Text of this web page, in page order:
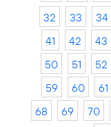
32
33 34
41
42 43
50
51 52
59
60 61
68
69 70